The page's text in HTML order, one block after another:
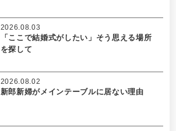
「ここで結婚式がしたい」そう思える場所
を探して
2026.08.03
新郎新婦がメインテーブルに居ない理由
2026.08.02